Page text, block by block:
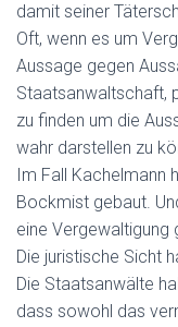
damit seiner
Oft, wenn es um
Aussage gegen
Staatsanwaltschaft,
zu finden um die
wahr darstellen zu
Im Fall Kachelmann
Bockmist gebaut.
eine Vergewaltigung
Die juristische Sicht
Die Staatsanwälte
dass sowohl das